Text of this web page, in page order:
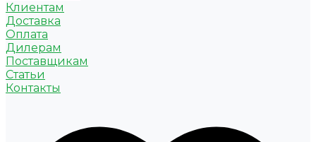
Клиентам
Доставка
Оплата
Дилерам
Поставщикам
Статьи
Контакты